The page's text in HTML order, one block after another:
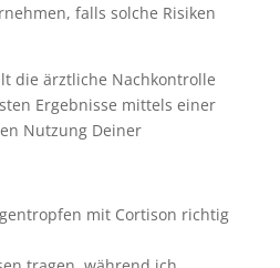
falls solche Risiken
die ärztliche Nachkontrolle
Ergebnisse mittels einer
Nutzung Deiner
mit Cortison richtig